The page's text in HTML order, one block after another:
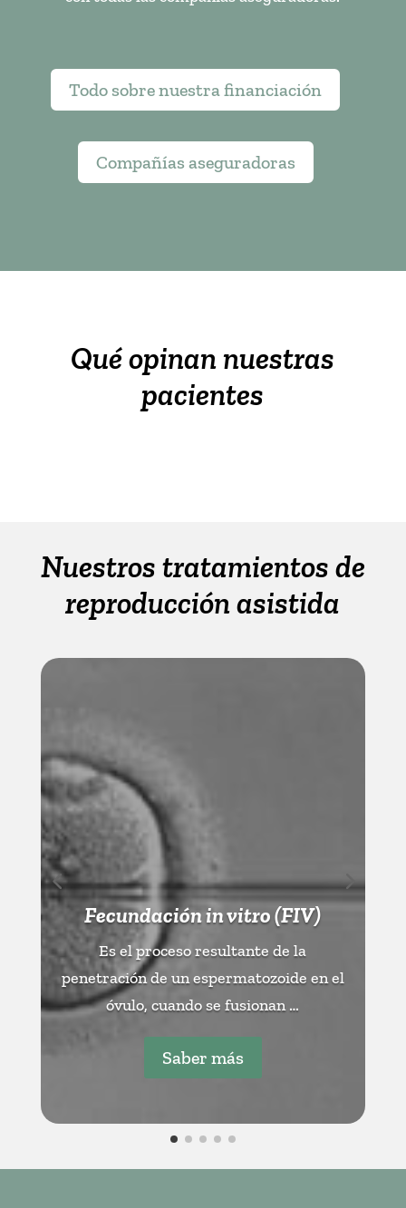
Todo sobre nuestra financiación
Compañías aseguradoras
Qué opinan nuestras
pacientes
Nuestros tratamientos de
reproducción asistida
Fecundación in vitro (FIV)
Es el proceso resultante de la
penetración de un espermatozoide en el
óvulo, cuando se fusionan …
Saber más